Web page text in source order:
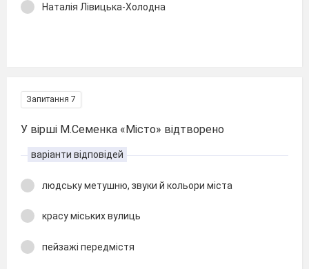
Наталія Лівицька-Холодна
Запитання 7
У вірші М.Семенка «Місто» відтворено
варіанти відповідей
людську метушню, звуки й кольори міста
красу міських вулиць
пейзажі передмістя